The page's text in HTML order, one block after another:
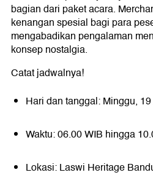
bagian dari paket acara.
kenangan spesial bagi para
mengabadikan pengalaman
konsep nostalgia.
Catat jadwalnya!
Hari dan tanggal: Minggu,
Waktu: 06.00 WIB hingga
Lokasi: Laswi Heritage